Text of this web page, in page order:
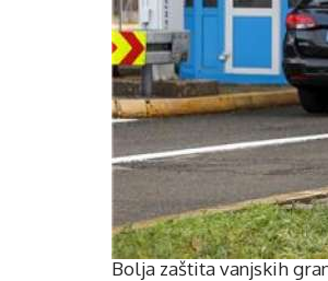
Bolja zaštita vanjskih